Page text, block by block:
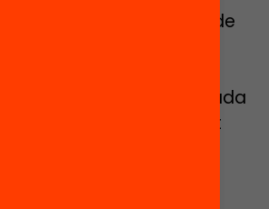
l’absentisme hauria de
les primeres posicions
genuïnament preocupada
del sistema i la igualtat
en educació.
n’hi haurà prou amb
per resoldre una